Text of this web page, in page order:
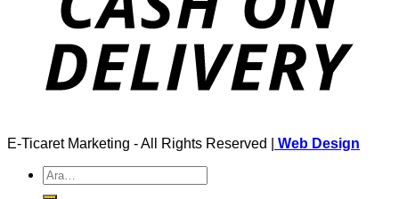
E-Ticaret Marketing - All Rights Reserved |
Web Design
Ara: